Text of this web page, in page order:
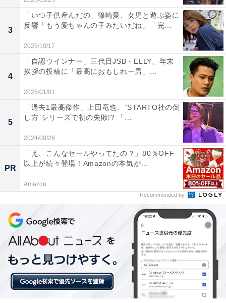
3
「いつ子供産んだの」篠崎愛、女児と遊ぶ姿に
反響「もう愛ちゃんの子みたいだね」「完...
2025/10/17
4
「自認ウインナー」三代目JSB・ELLY、年末
挨拶の投稿に「最高におもしれー男」...
2026/01/01
5
「過去1最高傑作」上田竜也、“STARTO社の倒
し方”シリーズで初の失敗!? 「...
2024/08/26
PR
「え、こんなセールやってたの？」80％OFF
以上が続々登場！Amazonの本気が...
Amazon
Recommended by